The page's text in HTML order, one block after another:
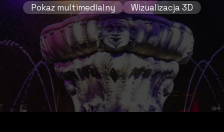
Pokaz multimedialny Wizualizacja 3D